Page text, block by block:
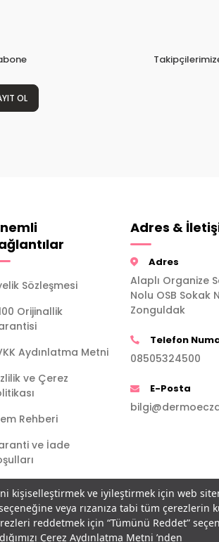
kişiselleştirmek ve iyileştirmek için web
veya rızanıza tabi tüm çerezlerin
reddetmek için “Tümünü Reddet”
Çerez Aydınlatma Metni ’nden
OL
Sözleşmesi
Orijinallik
Aydınlatma Metni
ve Çerez
Rehberi
ve İade
Adres &
Adres
Alaplı Organize
Nolu OSB Sokak
Zonguldak
Telefon
08505324500
E-Posta